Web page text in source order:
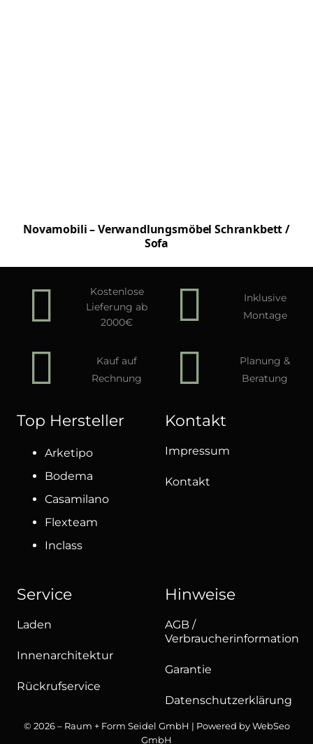
Novamobili – Verwandlungsmöbel Schrankbett /
Sofa
Kostenlose
Lieferung ab
2000€
Inklusive
Montage
Kauf auf
Rechnung
Planung &
Beratung
Top Hersteller
Arketipo
Bodema
Casamilano
Flexteam
Inclass
Kontakt
Impressum
Kontakt
Service
Laden
Innenarchitektur
Rückrufservice
Hinweise
AGB /
Verbraucherinformation
Garantie
Datenschutzerklärung
© 2026 – Raum + Form Seidel GmbH | Powered byWebSeo
GmbH